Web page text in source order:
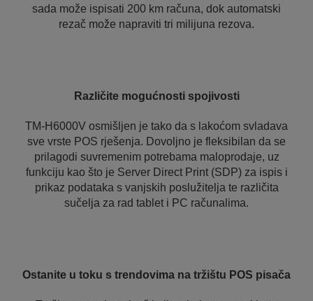
sada može ispisati 200 km računa, dok automatski
rezač može napraviti tri milijuna rezova.
Različite mogućnosti spojivosti
TM-H6000V osmišljen je tako da s lakoćom svladava
sve vrste POS rješenja. Dovoljno je fleksibilan da se
prilagodi suvremenim potrebama maloprodaje, uz
funkciju kao što je Server Direct Print (SDP) za ispis i
prikaz podataka s vanjskih poslužitelja te različita
sučelja za rad tablet i PC računalima.
Ostanite u toku s trendovima na tržištu POS pisača